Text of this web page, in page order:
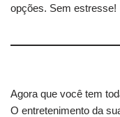
opções. Sem estresse!
Agora que você tem
O entretenimento da